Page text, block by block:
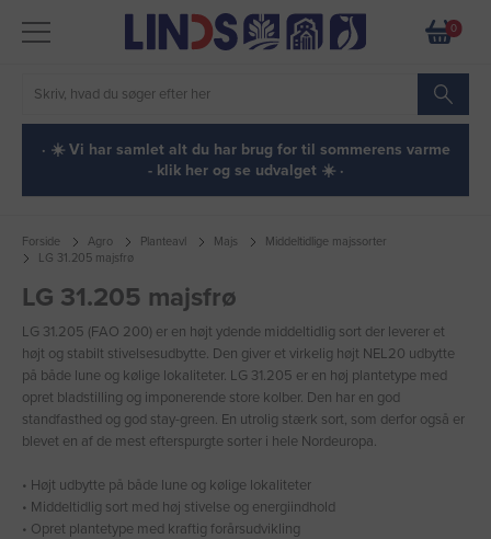
0
· ☀️ Vi har samlet alt du har brug for til sommerens varme
- klik her og se udvalget ☀️ ·
Forside Agro Planteavl Majs
Middeltidlige majssorter
LG 31.205 majsfrø
LG 31.205 majsfrø
LG 31.205 (FAO 200) er en højt ydende middeltidlig sort der leverer et
højt og stabilt stivelsesudbytte. Den giver et virkelig højt NEL20 udbytte
på både lune og kølige lokaliteter. LG 31.205 er en høj plantetype med
opret bladstilling og imponerende store kolber. Den har en god
standfasthed og god stay-green. En utrolig stærk sort, som derfor også er
blevet en af de mest efterspurgte sorter i hele Nordeuropa.
• Højt udbytte på både lune og kølige lokaliteter
• Middeltidlig sort med høj stivelse og energiindhold
• Opret plantetype med kraftig forårsudvikling